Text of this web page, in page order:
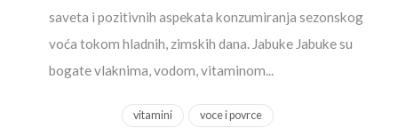
saveta i pozitivnih aspekata konzumiranja sezonskog
voća tokom hladnih, zimskih dana. Jabuke Jabuke su
bogate vlaknima, vodom, vitaminom...
vitamini voce i povrce